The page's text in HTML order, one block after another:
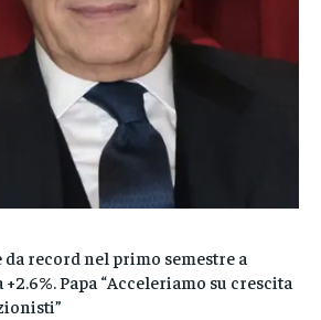
da record nel primo semestre a
+2.6%. Papa “Acceleriamo su crescita